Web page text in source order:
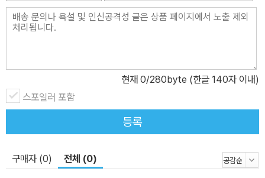
한 기분을 적기도 하며 마치 사계절의 변화에 자연스레 몸을 맡기듯
하루하루를 담담히 그려낸 그림과 글엔 그녀의 솔직하고 조금은 부끄
의 고민, 좋아하는 그림과 작업하는 그림의 괴리가 주는 혼란, 쉽지 않
은 인간관계 등 지극히 개인적인 이야기지만, 많은 이들에게 공감을
주는 건 누구나 막다른 골목에 다다른 느낌을 겪어 본 적 있고, 미래에
대한 막연한 조급증을 느껴본 적 있기 때문일 것이다. 많은 사람들이
다고 입을 모은다. “이제는 열심히 노력하면 그만큼 보상을 받는다는
현재 0/280byte (한글 140자 이내)
스포일러 포함
등록
구매자 (0) 전체 (0)